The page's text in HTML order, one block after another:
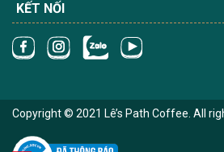
KẾT NỐI
Copyright © 2021 Lê’s Path Coffee. All